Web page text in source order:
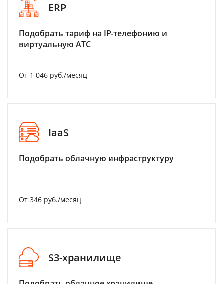
ERP
Подобрать тариф на IP-телефонию и
виртуальную АТС
От 1 046 руб./месяц
IaaS
Подобрать облачную инфраструктуру
От 346 руб./месяц
S3-хранилище